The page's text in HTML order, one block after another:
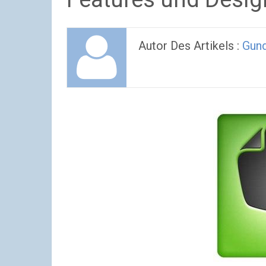
Autor Des Artikels :